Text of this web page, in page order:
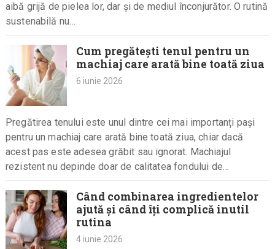
aibă grijă de pielea lor, dar și de mediul înconjurător. O rutină
sustenabilă nu…
Cum pregătești tenul pentru un
machiaj care arată bine toată ziua
6 iunie 2026
Pregătirea tenului este unul dintre cei mai importanți pași
pentru un machiaj care arată bine toată ziua, chiar dacă
acest pas este adesea grăbit sau ignorat. Machiajul
rezistent nu depinde doar de calitatea fondului de…
Când combinarea ingredientelor
ajută și când îți complică inutil
rutina
4 iunie 2026